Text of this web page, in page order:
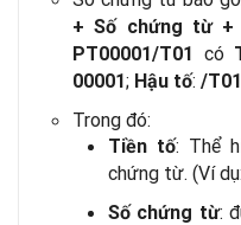
+ Số chứng từ +
PT00001/T01 có
00001; Hậu tố: /T01
Trong đó:
Tiền tố: Thể
chứng từ. (Ví dụ:
Số chứng từ: